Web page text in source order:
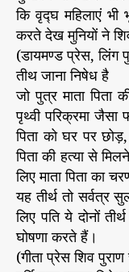
कि वृद्घ महिलाएं भी
करते देख मुनियों ने
(डायमण्ड प्रेस, लिंग
तीथ जाना निषेध है
जो पुत्र माता पिता
पृथ्वी परिक्रमा
पिता को घर पर
पिता की हत्या से
लिए माता पिता का
यह तीर्थ तो सर्वत्र
लिए पति ये दोनों
घोषणा करते हैं।
(गीता प्रेस शिव